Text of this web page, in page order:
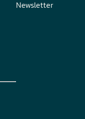
Newsletter